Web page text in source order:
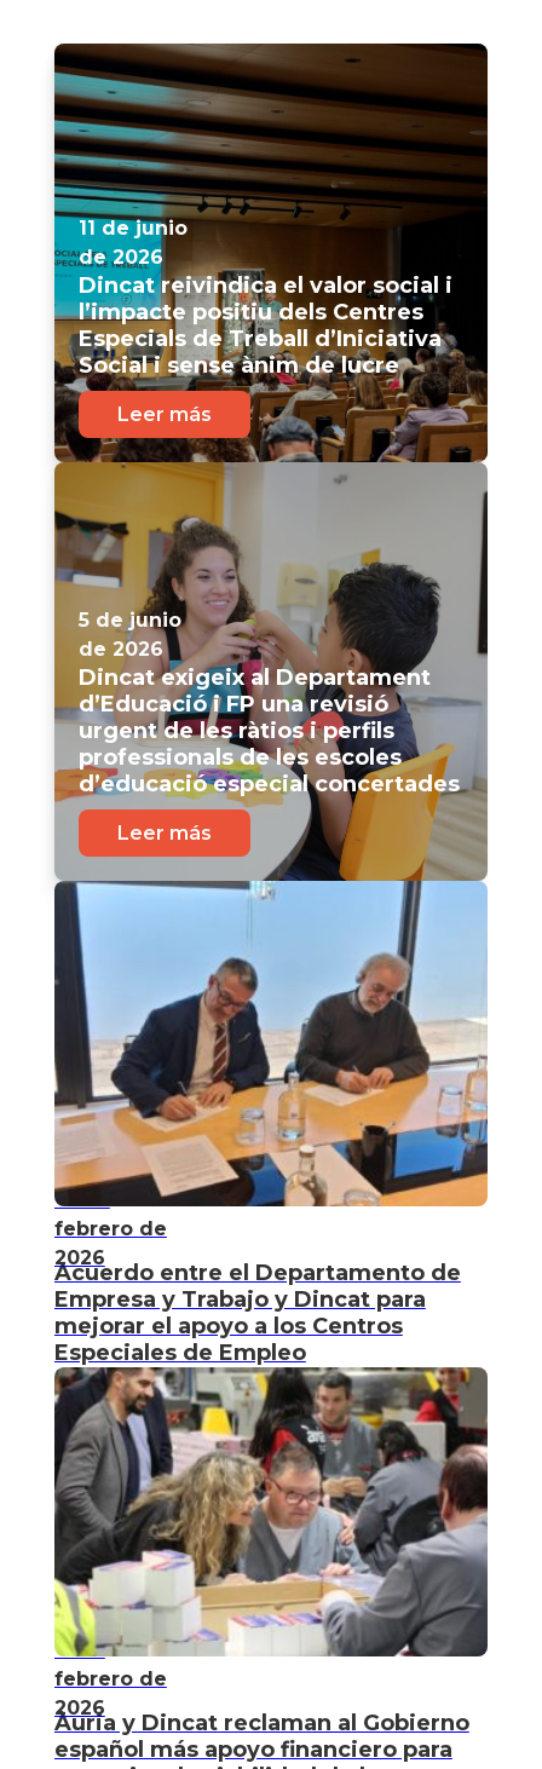
11 de junio
de 2026
Dincat reivindica el valor social i
l’impacte positiu dels Centres
Especials de Treball d’Iniciativa
Social i sense ànim de lucre
Leer más
5 de junio
de 2026
Dincat exigeix al Departament
d’Educació i FP una revisió
urgent de les ràtios i perfils
professionals de les escoles
d’educació especial concertades
Leer más
17 de
febrero de
2026
Acuerdo entre el Departamento de
Empresa y Trabajo y Dincat para
mejorar el apoyo a los Centros
Especiales de Empleo
11 de
febrero de
2026
Àuria y Dincat reclaman al Gobierno
español más apoyo financiero para